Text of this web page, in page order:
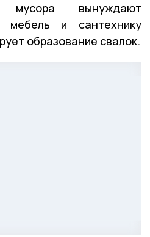
мусора вынуждают
мебель и сантехнику
образование свалок.